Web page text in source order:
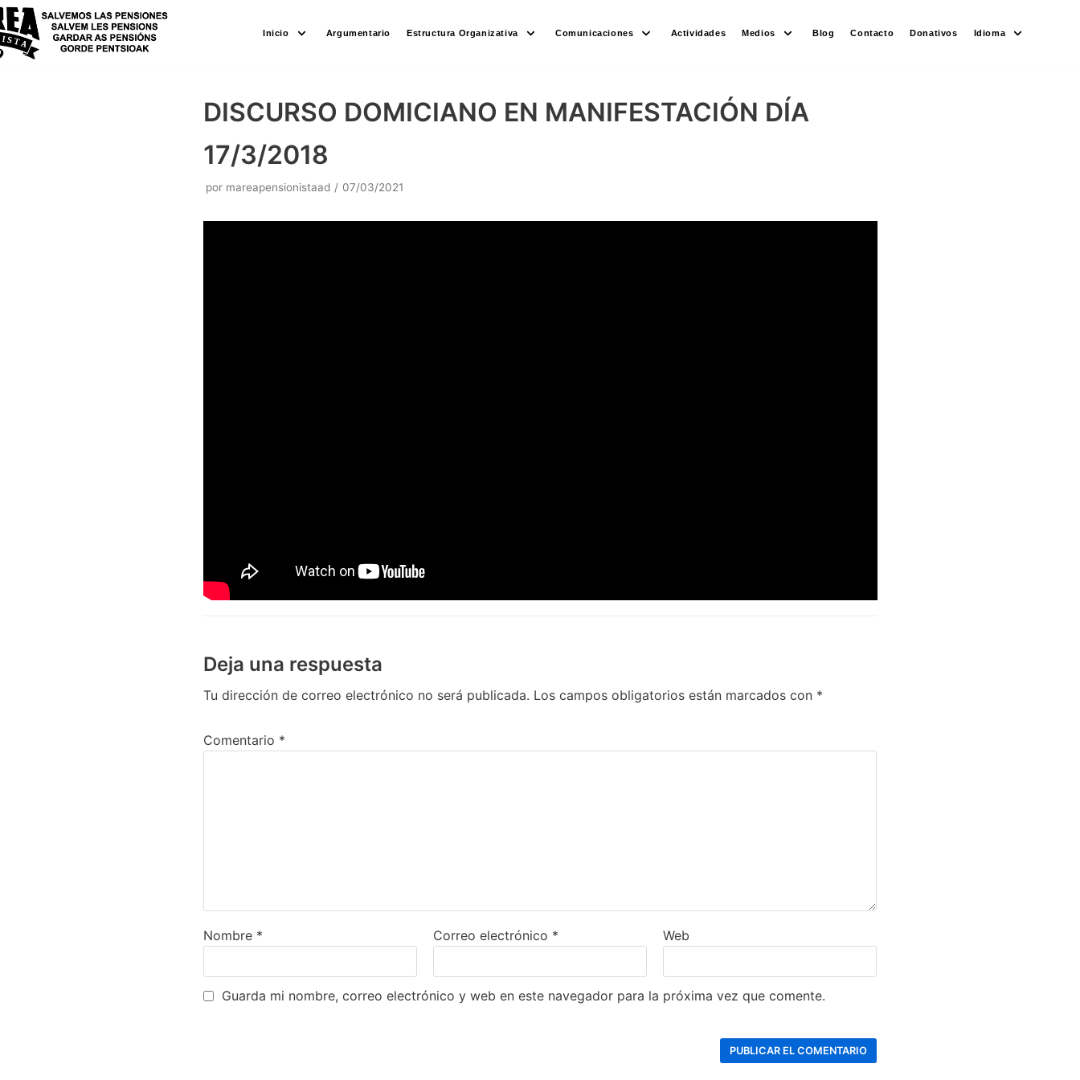
Saltar
al
contenido
Inicio Argumentario Estructura Organizativa Comunicaciones Actividades Medios Blog Contacto Donativos Idioma
DISCURSO DOMICIANO EN MANIFESTACIÓN DÍA
17/3/2018
por mareapensionistaad 07/03/2021
Deja una respuesta
Tu dirección de correo electrónico no será publicada. Los campos obligatorios están marcados con *
Comentario *
Nombre * Correo electrónico * Web
Guarda mi nombre, correo electrónico y web en este navegador para la próxima vez que comente.